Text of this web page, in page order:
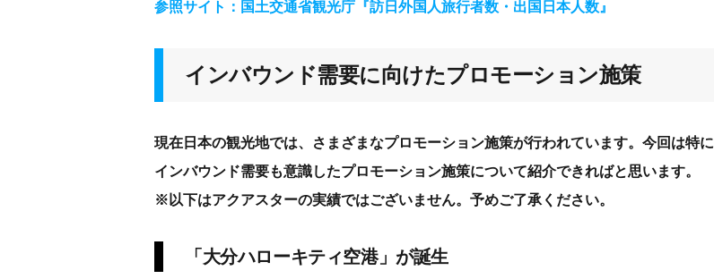
参照サイト：国土交通省観光庁『訪日外国人旅行者数・出国日本人数』
インバウンド需要に向けたプロモーション施策
現在日本の観光地では、さまざまなプロモーション施策が行われています。今回は特に
インバウンド需要も意識したプロモーション施策について紹介できればと思います。
※以下はアクアスターの実績ではございません。予めご了承ください。
「大分ハローキティ空港」が誕生